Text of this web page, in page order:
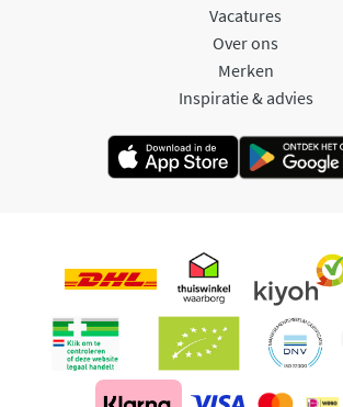
Vacatures
Over ons
Merken
Inspiratie & advies